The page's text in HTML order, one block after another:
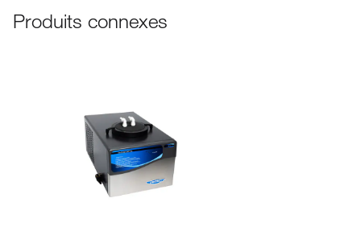
Produits connexes